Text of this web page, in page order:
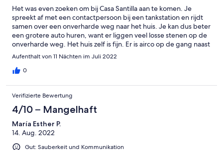
Het was even zoeken om bij Casa Santilla aan te komen. Je
spreekt af met een contactpersoon bij een tankstation en rijdt
samen over een onverharde weg naar het huis. Je kan dus beter
een grotere auto huren, want er liggen veel losse stenen op de
onverharde weg. Het huis zelf is fijn. Er is airco op de gang naast
de slaapkamers. Op de slaapkamers zelf staat een ventilator. Er
zwembad is groot genoeg om even in af te koelen en voor de
mooi. Tijdens ons verblijf was er een probleem met het
zwembad waardoor we een paar dagen niet konden zwemmen.
Het werd na een paar dagen opgelost waardoor we nog net
voor ons vertrek toch nog even konden zwemmen.
Aufenthalt von 11 Nächten im Juli 2022
0
Verifizierte Bewertung
4/10 – Mangelhaft
María Esther P.
14. Aug. 2022
Gut: Sauberkeit und Kommunikation